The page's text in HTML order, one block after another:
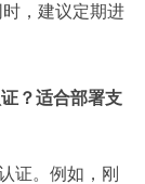
，建议定期进
？适合部署支
证。例如，刚